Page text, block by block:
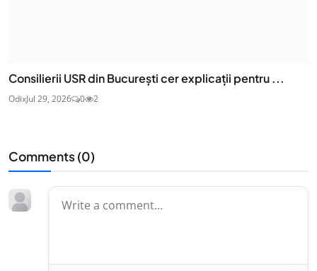
Consilierii USR din București cer explicații pentru ...
OdixJul 29, 2026 0 2
Comments (0)